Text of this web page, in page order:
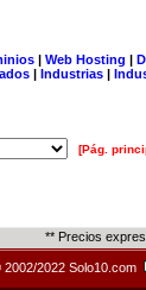
| Web Hosting |
| Industrias |
[Pág.
** Precios
2002/2022 Solo10.com